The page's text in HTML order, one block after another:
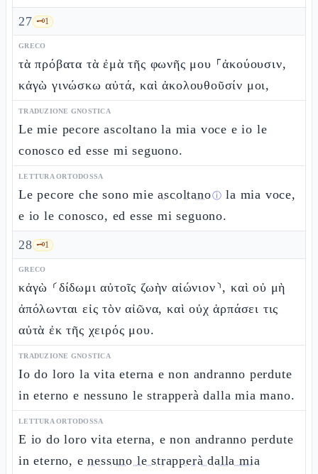
27 🗝️1
GRECO
τὰ πρόβατα τὰ ἐμὰ τῆς φωνῆς μου ⸀ἀκούουσιν,
κἀγὼ γινώσκω αὐτά, καὶ ἀκολουθοῦσίν μοι,
TRADUZIONE GNOSTICA
Le mie pecore ascoltano la mia voce e io le
conosco ed esse mi seguono.
LETTURA ORTODOSSA
Le pecore che sono mieascoltanoⓘ la mia voce,
e io le conosco, ed esse mi seguono.
28 🗝️1
GRECO
κἀγὼ ⸂δίδωμι αὐτοῖς ζωὴν αἰώνιον⸃, καὶ οὐ μὴ
ἀπόλωνται εἰς τὸν αἰῶνα, καὶ οὐχ ἁρπάσει τις
αὐτὰ ἐκ τῆς χειρός μου.
TRADUZIONE GNOSTICA
Io do loro la vita eterna e non andranno perdute
in eterno e nessuno le strapperà dalla mia mano.
LETTURA ORTODOSSA
E io do loro vita eterna, e non andranno perdute
in eterno, enessuno le strapperà dalla mia